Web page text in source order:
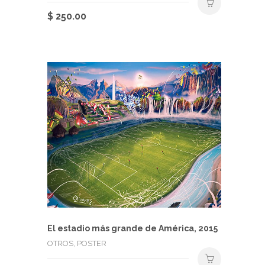
$ 250.00Este
variantes.
Las
opciones
se
pueden
elegir
en
la
página
de
producto
El estadio más grande de América, 2015
OTROS, POSTER